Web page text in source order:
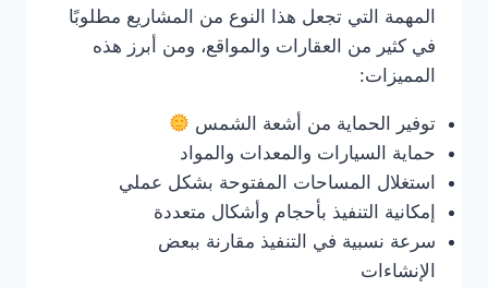
المهمة التي تجعل هذا النوع من المشاريع مطلوبًا
في كثير من العقارات والمواقع، ومن أبرز هذه
المميزات:
توفير الحماية من أشعة الشمس
حماية السيارات والمعدات والمواد
استغلال المساحات المفتوحة بشكل عملي
إمكانية التنفيذ بأحجام وأشكال متعددة
سرعة نسبية في التنفيذ مقارنة ببعض
الإنشاءات